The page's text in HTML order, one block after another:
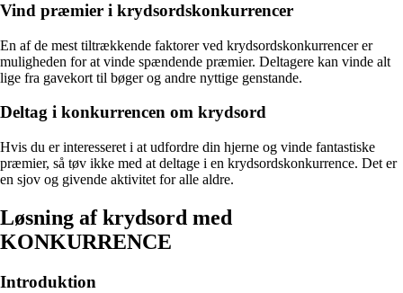
Vind præmier i krydsordskonkurrencer
En af de mest tiltrækkende faktorer ved krydsordskonkurrencer er
muligheden for at vinde spændende præmier. Deltagere kan vinde alt
lige fra gavekort til bøger og andre nyttige genstande.
Deltag i konkurrencen om krydsord
Hvis du er interesseret i at udfordre din hjerne og vinde fantastiske
præmier, så tøv ikke med at deltage i en krydsordskonkurrence. Det er
en sjov og givende aktivitet for alle aldre.
Løsning af krydsord med
KONKURRENCE
Introduktion